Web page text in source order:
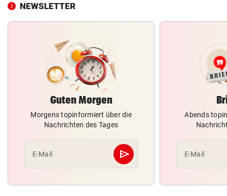
NEWSLETTER
Guten Morgen
Morgens topinformiert über die
Nachrichten des Tages
E-Mail send
Abschicken
Abends
E-Mail